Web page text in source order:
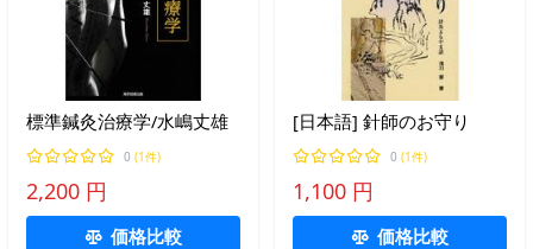
標準鍼灸治療学/水嶋丈雄
0 (1件)
2,200 円
価格比較
[日本語] 針師のお守り
0 (1件)
1,100 円
価格比較